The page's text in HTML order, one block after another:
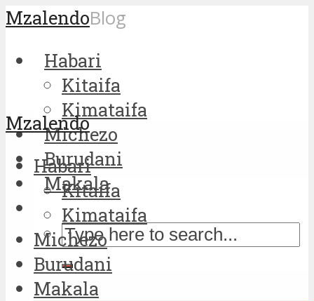
MzalendoBlog
Habari
Kitaifa
Kimataifa
Michezo
Burudani
Makala
Mzalendo
Habari
Kitaifa
Kimataifa
Michezo
Burudani
Makala